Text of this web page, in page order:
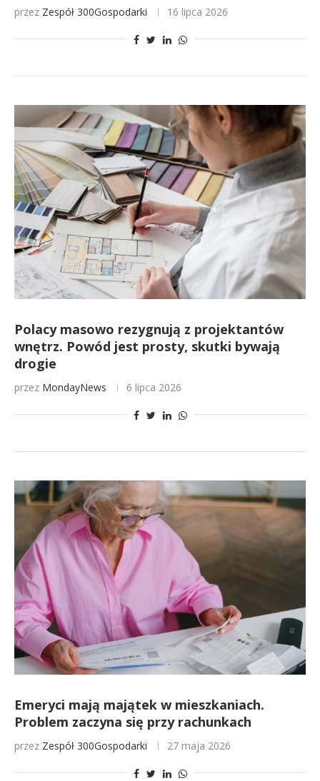
przez Zespół 300Gospodarki 16 lipca 2026
Polacy masowo rezygnują z projektantów
wnętrz. Powód jest prosty, skutki bywają
drogie
przez MondayNews 6 lipca 2026
Emeryci mają majątek w mieszkaniach.
Problem zaczyna się przy rachunkach
przez Zespół 300Gospodarki 27 maja 2026